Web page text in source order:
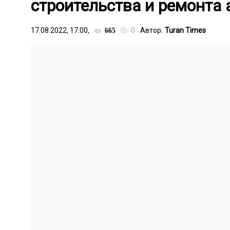
строительства и ремонта
17.08.2022, 17:00, 665 0 Автор: Turan Times